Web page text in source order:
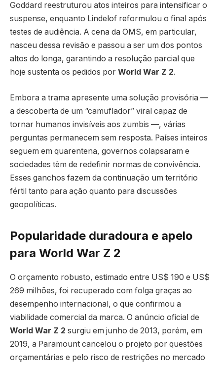
Goddard reestruturou atos inteiros para intensificar o
suspense, enquanto Lindelof reformulou o final após
testes de audiência. A cena da OMS, em particular,
nasceu dessa revisão e passou a ser um dos pontos
altos do longa, garantindo a resolução parcial que
hoje sustenta os pedidos por World War Z 2.
Embora a trama apresente uma solução provisória —
a descoberta de um “camuflador” viral capaz de
tornar humanos invisíveis aos zumbis —, várias
perguntas permanecem sem resposta. Países inteiros
seguem em quarentena, governos colapsaram e
sociedades têm de redefinir normas de convivência.
Esses ganchos fazem da continuação um território
fértil tanto para ação quanto para discussões
geopolíticas.
Popularidade duradoura e apelo
para World War Z 2
O orçamento robusto, estimado entre US$ 190 e US$
269 milhões, foi recuperado com folga graças ao
desempenho internacional, o que confirmou a
viabilidade comercial da marca. O anúncio oficial de
World War Z 2 surgiu em junho de 2013, porém, em
2019, a Paramount cancelou o projeto por questões
orçamentárias e pelo risco de restrições no mercado